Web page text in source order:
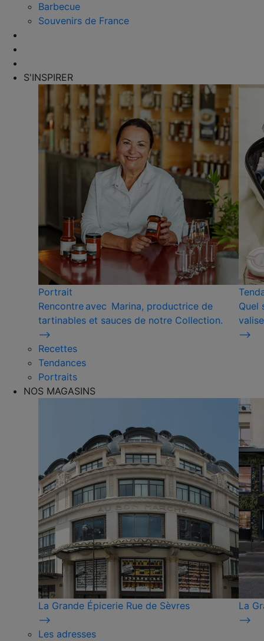
Barbecue
Souvenirs de France
S'INSPIRER
Portrait
Rencontre avec Marina, productrice de
tartinables et sauces de notre Collection.
⟶
Quel
⟶
Recettes
Tendances
Portraits
NOS MAGASINS
La Grande Épicerie Rue de Sèvres
⟶
La
⟶
Les adresses